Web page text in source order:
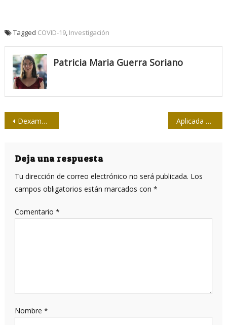
Tagged COVID-19, Investigación
Patricia Maria Guerra Soriano
Navegación
entradas
Dexametasona, otro de los fármacos reposicionados para el tratamiento de la COVID-19 Aplicada al primer grupo de voluntarios la vacuna experimental rusa contra el coronavirus
Deja una respuesta
Tu dirección de correo electrónico no será publicada. Los
campos obligatorios están marcados con *
Comentario *
Nombre *